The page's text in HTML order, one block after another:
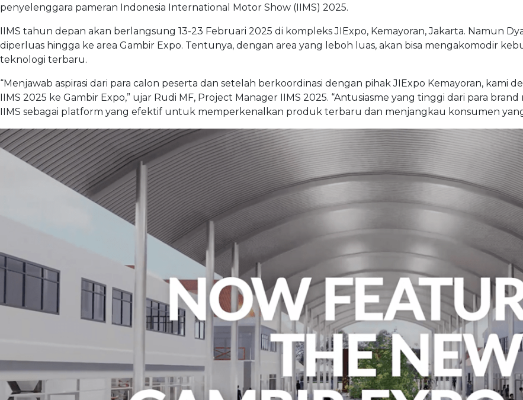
penyelenggara pameran Indonesia International Motor Show (IIMS) 2025.
IIMS tahun depan akan berlangsung 13-23 Februari 2025 di kompleks JIExpo, Kemayoran, Jakarta. Namun
diperluas hingga ke area Gambir Expo. Tentunya, dengan area yang leboh luas, akan bisa mengakomodir
teknologi terbaru.
“Menjawab aspirasi dari para calon peserta dan setelah berkoordinasi dengan pihak JIExpo Kemayoran,
IIMS 2025 ke Gambir Expo,” ujar Rudi MF, Project Manager IIMS 2025. “Antusiasme yang tinggi dari para
IIMS sebagai platform yang efektif untuk memperkenalkan produk terbaru dan menjangkau konsumen